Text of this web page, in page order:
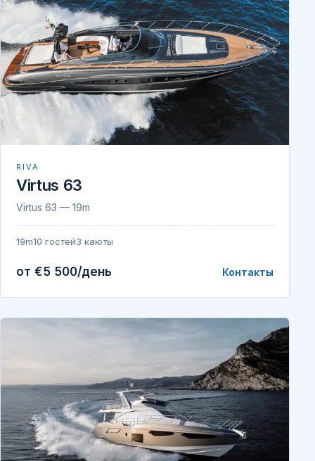
RIVA
Virtus 63
Virtus 63 — 19m
19m10 гостей3 каюты
от €5 500/день Контакты